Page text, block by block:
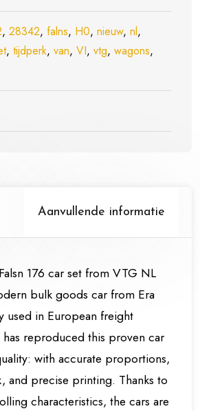
, 28342, falns, H0, nieuw, nl,
, tijdperk, van, VI, vtg, wagons,
Aanvullende informatie
176 car set from VTG NL
bulk goods car from Era
used in European freight
reproduced this proven car
with accurate proportions,
and precise printing. Thanks to
characteristics, the cars are